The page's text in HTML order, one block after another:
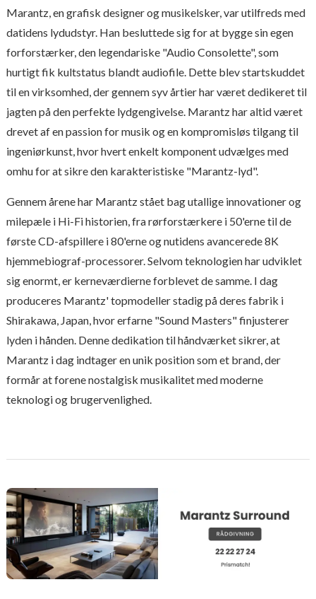
Marantz, en grafisk designer og musikelsker, var utilfreds med
datidens lydudstyr. Han besluttede sig for at bygge sin egen
forforstærker, den legendariske "Audio Consolette", som
hurtigt fik kultstatus blandt audiofile. Dette blev startskuddet
til en virksomhed, der gennem syv årtier har været dedikeret til
jagten på den perfekte lydgengivelse. Marantz har altid været
drevet af en passion for musik og en kompromisløs tilgang til
ingeniørkunst, hvor hvert enkelt komponent udvælges med
omhu for at sikre den karakteristiske "Marantz-lyd".
Gennem årene har Marantz stået bag utallige innovationer og
milepæle i Hi-Fi historien, fra rørforstærkere i 50'erne til de
første CD-afspillere i 80'erne og nutidens avancerede 8K
hjemmebiograf-processorer. Selvom teknologien har udviklet
sig enormt, er kerneværdierne forblevet de samme. I dag
produceres Marantz' topmodeller stadig på deres fabrik i
Shirakawa, Japan, hvor erfarne "Sound Masters" finjusterer
lyden i hånden. Denne dedikation til håndværket sikrer, at
Marantz i dag indtager en unik position som et brand, der
formår at forene nostalgisk musikalitet med moderne
teknologi og brugervenlighed.